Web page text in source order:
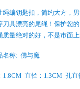
绳编钥匙扣，简约大方，
刀具漂亮的尾绳！保护您
质量绝对的好，不是市面
名称: 佛与魔
1.8CM 直径：1.3CM 孔